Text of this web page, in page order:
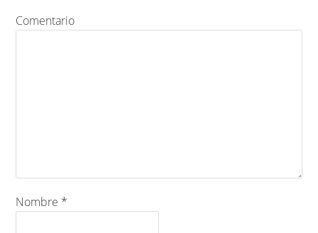
Comentario
Nombre *